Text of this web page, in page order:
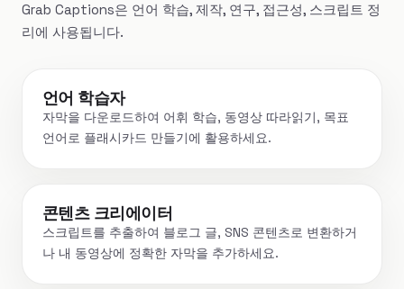
Grab Captions은 언어 학습, 제작, 연구, 접근성, 스크립트 정
리에 사용됩니다.
언어 학습자
자막을 다운로드하여 어휘 학습, 동영상 따라읽기, 목표
언어로 플래시카드 만들기에 활용하세요.
콘텐츠 크리에이터
스크립트를 추출하여 블로그 글, SNS 콘텐츠로 변환하거
나 내 동영상에 정확한 자막을 추가하세요.